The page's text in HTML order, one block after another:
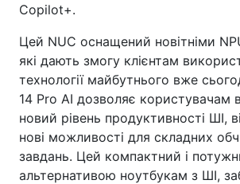
Copilot+.
Цей NUC оснащений новітніми
які дають змогу клієнтам
технології майбутнього вже
14 Pro AI дозволяє користувачам
новий рівень продуктивності ШІ,
нові можливості для складних
завдань. Цей компактний і
альтернативою ноутбукам з ШІ,